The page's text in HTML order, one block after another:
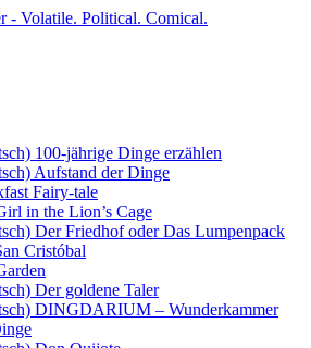
- Volatile. Political. Comical.
100-jährige Dinge erzählen
Aufstand der Dinge
Fairy-tale
in the Lion’s Cage
Der Friedhof oder Das Lumpenpack
Cristóbal
Der goldene Taler
DINGDARIUM – Wunderkammer